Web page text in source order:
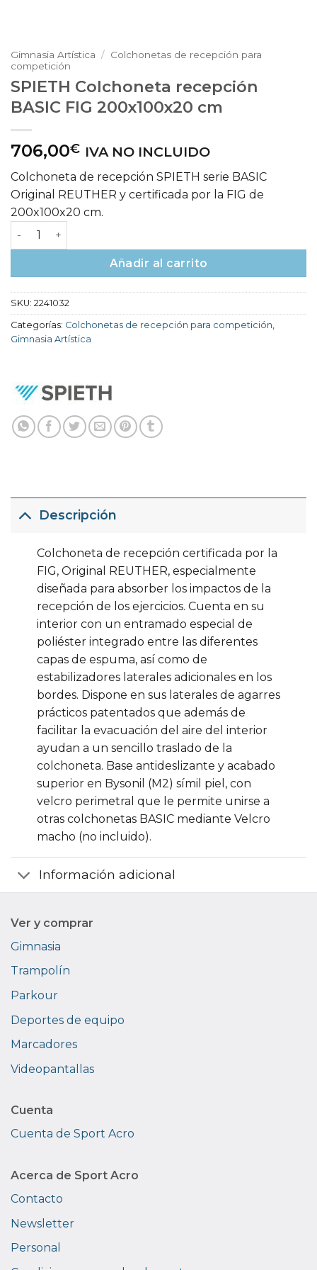
Gimnasia Artística / Colchonetas de recepción para
competición
SPIETH Colchoneta recepción
BASIC FIG 200x100x20 cm
706,00€ IVA NO INCLUIDO
Colchoneta de recepción SPIETH serie BASIC
Original REUTHER y certificada por la FIG de
200x100x20 cm.
SPIETH Colchoneta recepción BASIC FIG 200x100x20
Añadir al carrito
SKU: 2241032
Categorías: Colchonetas de recepción para competición
Gimnasia Artística
Descripción
Colchoneta de recepción certificada por la
FIG, Original REUTHER, especialmente
diseñada para absorber los impactos de la
recepción de los ejercicios. Cuenta en su
interior con un entramado especial de
poliéster integrado entre las diferentes
capas de espuma, así como de
estabilizadores laterales adicionales en los
bordes. Dispone en sus laterales de agarres
prácticos patentados que además de
facilitar la evacuación del aire del interior
ayudan a un sencillo traslado de la
colchoneta. Base antideslizante y acabado
superior en Bysonil (M2) símil piel, con
velcro perimetral que le permite unirse a
otras colchonetas BASIC mediante Velcro
macho (no incluido).
Información adicional
Ver y comprar
Gimnasia
Trampolín
Parkour
Deportes de equipo
Marcadores
Videopantallas
Cuenta
Cuenta de Sport Acro
Acerca de Sport Acro
Contacto
Newsletter
Personal